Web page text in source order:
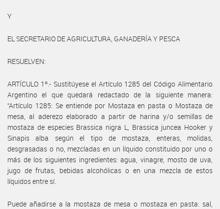
Y
EL SECRETARIO DE AGRICULTURA, GANADERÍA Y PESCA
RESUELVEN:
ARTÍCULO 1º.- Sustitúyese el Artículo 1285 del Código Alimentario
Argentino el que quedará redactado de la siguiente manera:
“Artículo 1285: Se entiende por Mostaza en pasta o Mostaza de
mesa, al aderezo elaborado a partir de harina y/o semillas de
mostaza de especies Brassica nigra L, Brassica juncea Hooker y
Sinapis alba según el tipo de mostaza, enteras, molidas,
desgrasadas o no, mezcladas en un líquido constituido por uno o
más de los siguientes ingredientes: agua, vinagre, mosto de uva,
jugo de frutas, bebidas alcohólicas o en una mezcla de estos
líquidos entre sí.
Puede añadirse a la mostaza de mesa o mostaza en pasta: sal,